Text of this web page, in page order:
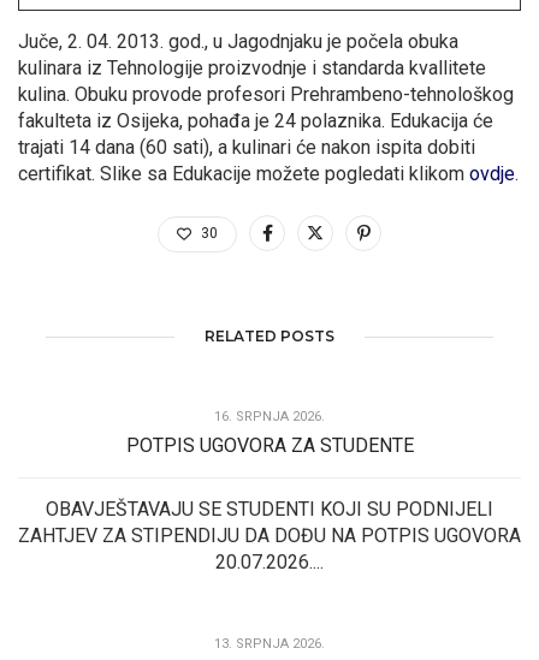
Juče, 2. 04. 2013. god., u Jagodnjaku je počela obuka
kulinara iz Tehnologije proizvodnje i standarda kvallitete
kulina. Obuku provode profesori Prehrambeno-tehnološkog
fakulteta iz Osijeka, pohađa je 24 polaznika. Edukacija će
trajati 14 dana (60 sati), a kulinari će nakon ispita dobiti
certifikat. Slike sa Edukacije možete pogledati klikom ovdje.
30
RELATED POSTS
16. SRPNJA 2026.
POTPIS UGOVORA ZA STUDENTE
OBAVJEŠTAVAJU SE STUDENTI KOJI SU PODNIJELI
ZAHTJEV ZA STIPENDIJU DA DOĐU NA POTPIS UGOVORA
20.07.2026....
13. SRPNJA 2026.